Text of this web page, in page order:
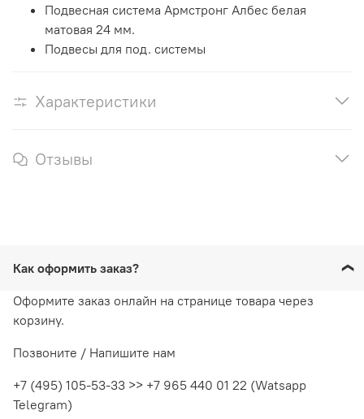
Подвесная система Армстронг Албес белая
матовая 24 мм.
Подвесы для под. системы
Характеристики
Отзывы
Как оформить заказ?
Оформите заказ онлайн на странице товара через
корзину.
Позвоните / Напишите нам
+7 (495) 105-53-33 >> +7 965 440 01 22 (Watsapp
Telegram)